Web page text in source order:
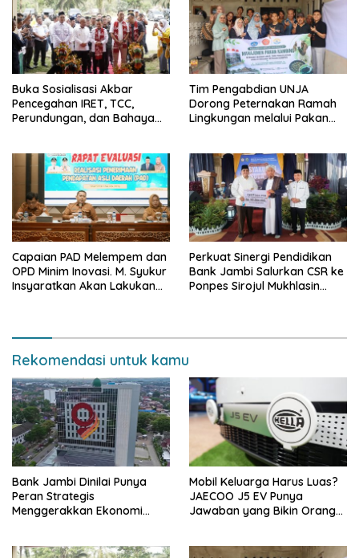
Buka Sosialisasi Akbar
Pencegahan IRET, TCC,
Perundungan, dan Bahaya
bisa jaga diri, 60% masa
depan sudah ada di tangan”
Tim Pengabdian UNJA
Dorong Peternakan Ramah
Lingkungan melalui Pakan
Capaian PAD Melempem dan
OPD Minim Inovasi. M. Syukur
Insyaratkan Akan Lakukan
Perkuat Sinergi Pendidikan
Bank Jambi Salurkan CSR ke
Ponpes Sirojul Mukhlasin
Rekomendasi untuk kamu
Bank Jambi Dinilai Punya
Peran Strategis
Menggerakkan Ekonomi
Mobil Keluarga Harus Luas?
JAECOO J5 EV Punya
Jawaban yang Bikin Orang